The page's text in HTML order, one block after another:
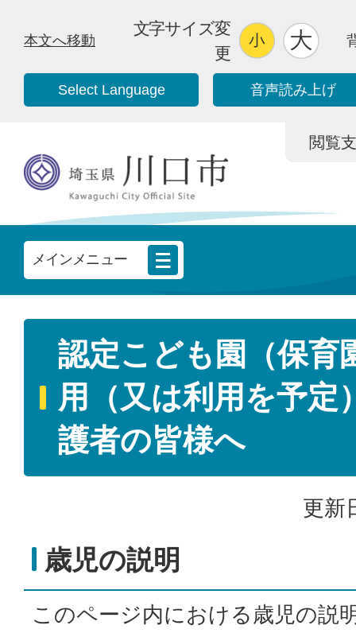
本文へ移動
文字サイズ変
更
Select Language 音声読み上げ
閲覧
メインメニュー
認定こども園（保育
用（又は利用を予定
護者の皆様へ
更新
歳児の説明
このページ内における歳児の説